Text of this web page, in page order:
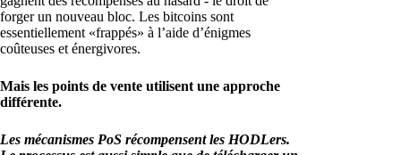
forger un nouveau bloc. Les bitcoins sont
essentiellement «frappés» à l’aide d’énigmes
coûteuses et énergivores.
Mais les points de vente utilisent une approche
différente.
Les mécanismes PoS récompensent les HODLers.